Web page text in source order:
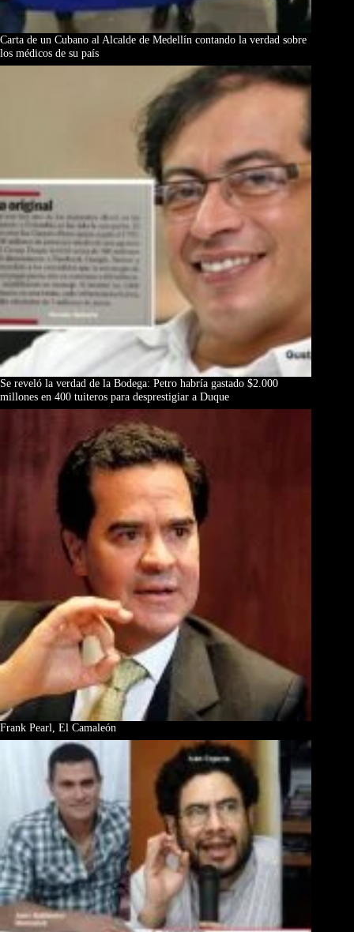
Carta de un Cubano al Alcalde de Medellín contando la verdad sobre
los médicos de su país
Se reveló la verdad de la Bodega: Petro habría gastado $2.000
millones en 400 tuiteros para desprestigiar a Duque
Frank Pearl, El Camaleón